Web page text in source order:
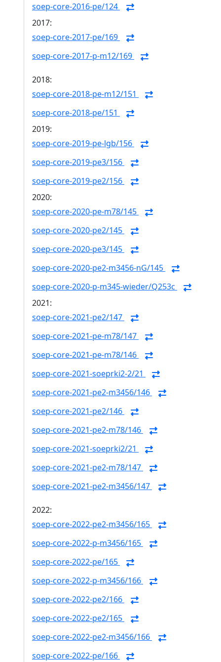
soep-core-2016-pe/124
2017:
soep-core-2017-pe/169
soep-core-2017-p-m12/169
2018:
soep-core-2018-pe-m12/151
soep-core-2018-pe/151
2019:
soep-core-2019-pe-lgb/156
soep-core-2019-pe3/156
soep-core-2019-pe2/156
2020:
soep-core-2020-pe-m78/145
soep-core-2020-pe2/145
soep-core-2020-pe3/145
soep-core-2020-pe2-m3456-nG/145
soep-core-2020-p-m345-wieder/Q253c
2021:
soep-core-2021-pe2/147
soep-core-2021-pe-m78/147
soep-core-2021-pe-m78/146
soep-core-2021-soeprki2-2/21
soep-core-2021-pe2-m3456/146
soep-core-2021-pe2/146
soep-core-2021-pe2-m78/146
soep-core-2021-soeprki2/21
soep-core-2021-pe2-m78/147
soep-core-2021-pe2-m3456/147
2022:
soep-core-2022-pe2-m3456/165
soep-core-2022-p-m3456/165
soep-core-2022-pe/165
soep-core-2022-p-m3456/166
soep-core-2022-pe2/166
soep-core-2022-pe2/165
soep-core-2022-pe2-m3456/166
soep-core-2022-pe/166